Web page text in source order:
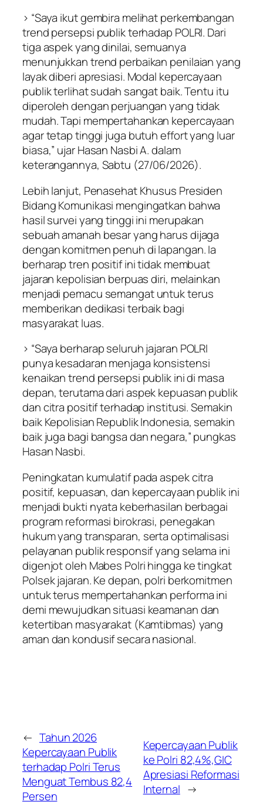
> “Saya ikut gembira melihat perkembangan
trend persepsi publik terhadap POLRI. Dari
tiga aspek yang dinilai, semuanya
menunjukkan trend perbaikan penilaian yang
layak diberi apresiasi. Modal kepercayaan
publik terlihat sudah sangat baik. Tentu itu
diperoleh dengan perjuangan yang tidak
mudah. Tapi mempertahankan kepercayaan
agar tetap tinggi juga butuh effort yang luar
biasa,” ujar Hasan Nasbi A. dalam
keterangannya, Sabtu (27/06/2026).
Lebih lanjut, Penasehat Khusus Presiden
Bidang Komunikasi mengingatkan bahwa
hasil survei yang tinggi ini merupakan
sebuah amanah besar yang harus dijaga
dengan komitmen penuh di lapangan. Ia
berharap tren positif ini tidak membuat
jajaran kepolisian berpuas diri, melainkan
menjadi pemacu semangat untuk terus
memberikan dedikasi terbaik bagi
masyarakat luas.
> “Saya berharap seluruh jajaran POLRI
punya kesadaran menjaga konsistensi
kenaikan trend persepsi publik ini di masa
depan, terutama dari aspek kepuasan publik
dan citra positif terhadap institusi. Semakin
baik Kepolisian Republik Indonesia, semakin
baik juga bagi bangsa dan negara,” pungkas
Hasan Nasbi.
Peningkatan kumulatif pada aspek citra
positif, kepuasan, dan kepercayaan publik ini
menjadi bukti nyata keberhasilan berbagai
program reformasi birokrasi, penegakan
hukum yang transparan, serta optimalisasi
pelayanan publik responsif yang selama ini
digenjot oleh Mabes Polri hingga ke tingkat
Polsek jajaran. Ke depan, polri berkomitmen
untuk terus mempertahankan performa ini
demi mewujudkan situasi keamanan dan
ketertiban masyarakat (Kamtibmas) yang
aman dan kondusif secara nasional.
← Tahun 2026
Kepercayaan Publik
terhadap Polri Terus
Menguat Tembus 82,4
Persen
Kepercayaan Publik
ke Polri 82,4%,GIC
Apresiasi Reformasi
Internal →